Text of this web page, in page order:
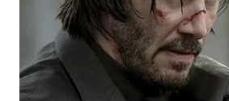
WN
SUKABUMI
WN
PURWAKARTA